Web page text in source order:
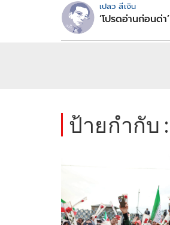
เปลว สีเงิน
‘โปรดอ่านก่อนด่า’
ป้ายกำกับ :